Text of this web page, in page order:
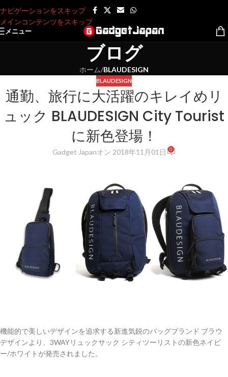
ナビゲーションをスキップ
メインコンテンツをスキップ
メニュー
ブログ
ホーム/BLAUDESIGN
BLAUDESIGN
通勤、旅行に大活躍のキレイめリ
ュック BLAUDESIGN City Tourist
に新色登場！
Gadget Japanオン 2018年11月01日 0
機能的で美しいデザインを追求する新進気鋭のバッグブランド ブラウ
デザインより、3WAYリュックサック シティツーリストの新色ネイビ
ー/ホワイトが発売されました。